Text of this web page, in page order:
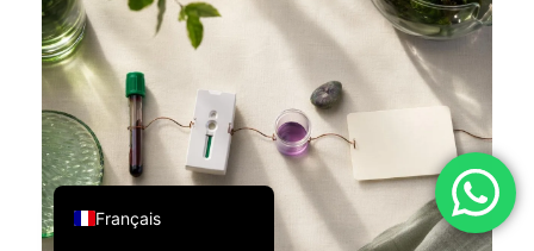
Français
English
Deutsch
العربية
עִבְרִית